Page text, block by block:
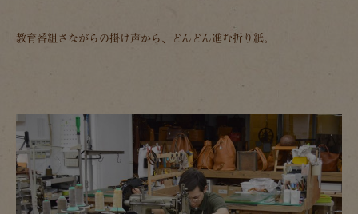
教育番組さながらの掛け声から、どんどん進む折り紙。